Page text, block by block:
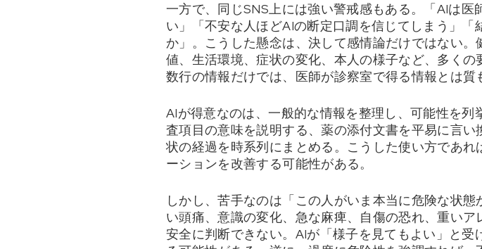
一方で、同じSNS上には強い警戒感もある。「AIは
い」「不安な人ほどAIの断定口調を信じてしまう」
か」。こうした懸念は、決して感情論だけではない
値、生活環境、症状の変化、本人の様子など、多く
数行の情報だけでは、医師が診察室で得る情報とは質
AIが得意なのは、一般的な情報を整理し、可能性を
査項目の意味を説明する、薬の添付文書を平易に言
状の経過を時系列にまとめる。こうした使い方であ
ーションを改善する可能性がある。
しかし、苦手なのは「この人がいま本当に危険な状
い頭痛、意識の変化、急な麻痺、自傷の恐れ、重い
安全に判断できない。AIが「様子を見てもよい」と